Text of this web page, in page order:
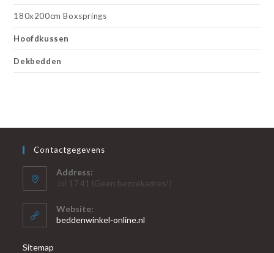
180x200cm Boxsprings
Hoofdkussen
Dekbedden
Contactgegevens
Address:
Jol 17 41 (Geen bezoekadres!)
Website:
beddenwinkel-online.nl
Sitemap